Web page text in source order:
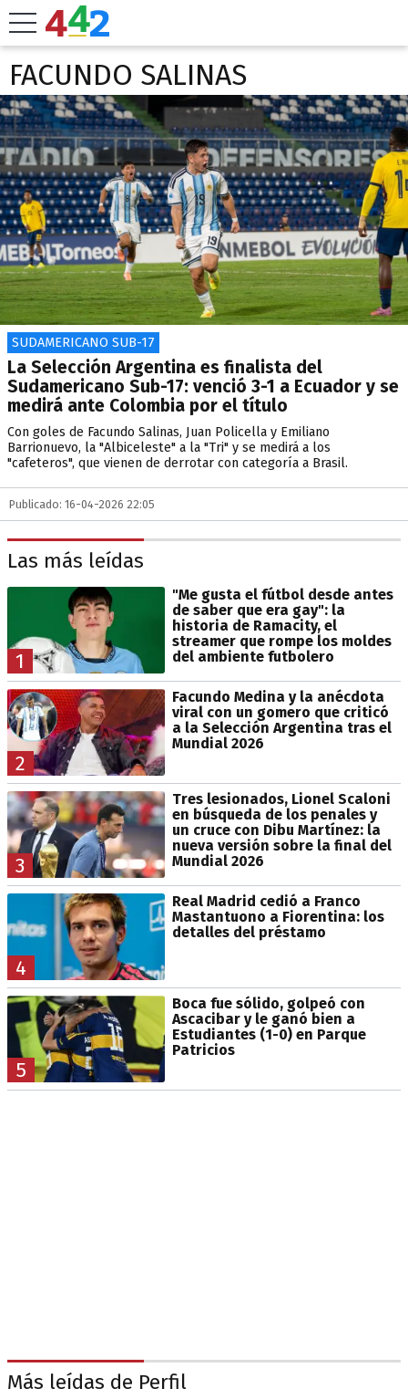
FACUNDO SALINAS
SUDAMERICANO SUB-17
La Selección Argentina es finalista del
Sudamericano Sub-17: venció 3-1 a Ecuador y se
medirá ante Colombia por el título
Con goles de Facundo Salinas, Juan Policella y Emiliano
Barrionuevo, la "Albiceleste" a la "Tri" y se medirá a los
"cafeteros", que vienen de derrotar con categoría a Brasil.
Publicado: 16-04-2026 22:05
Las más leídas
1
"Me gusta el fútbol desde antes
de saber que era gay": la
historia de Ramacity, el
streamer que rompe los moldes
del ambiente futbolero
2
Facundo Medina y la anécdota
viral con un gomero que criticó
a la Selección Argentina tras el
Mundial 2026
3
Tres lesionados, Lionel Scaloni
en búsqueda de los penales y
un cruce con Dibu Martínez: la
nueva versión sobre la final del
Mundial 2026
4
Real Madrid cedió a Franco
Mastantuono a Fiorentina: los
detalles del préstamo
5
Boca fue sólido, golpeó con
Ascacibar y le ganó bien a
Estudiantes (1-0) en Parque
Patricios
Más leídas de Perfil